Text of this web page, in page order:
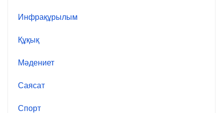
Инфрақұрылым
Құқық
Мәдениет
Саясат
Спорт